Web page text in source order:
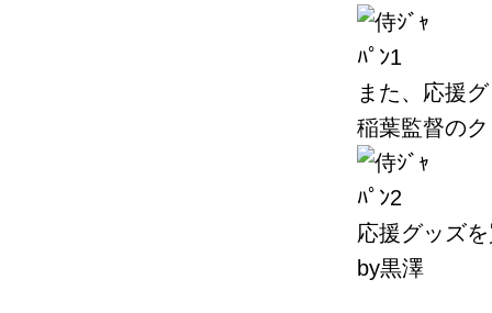
また、応援
稲葉監督の
応援グッズ
by黒澤